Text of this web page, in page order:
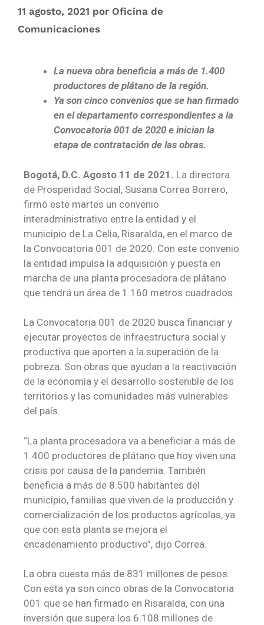
11 agosto, 2021 por Oficina de
Comunicaciones
La nueva obra beneficia a más de 1.400
productores de plátano de la región.
Ya son cinco convenios que se han firmado
en el departamento correspondientes a la
Convocatoria 001 de 2020 e inician la
etapa de contratación de las obras.
Bogotá, D.C. Agosto 11 de 2021. La directora
de Prosperidad Social, Susana Correa Borrero,
firmó este martes un convenio
interadministrativo entre la entidad y el
municipio de La Celia, Risaralda, en el marco de
la Convocatoria 001 de 2020. Con este convenio
la entidad impulsa la adquisición y puesta en
marcha de una planta procesadora de plátano
que tendrá un área de 1.160 metros cuadrados.
La Convocatoria 001 de 2020 busca financiar y
ejecutar proyectos de infraestructura social y
productiva que aporten a la superación de la
pobreza. Son obras que ayudan a la reactivación
de la economía y el desarrollo sostenible de los
territorios y las comunidades más vulnerables
del país.
“La planta procesadora va a beneficiar a más de
1.400 productores de plátano que hoy viven una
crisis por causa de la pandemia. También
beneficia a más de 8.500 habitantes del
municipio, familias que viven de la producción y
comercialización de los productos agrícolas, ya
que con esta planta se mejora el
encadenamiento productivo”, dijo Correa.
La obra cuesta más de 831 millones de pesos.
Con esta ya son cinco obras de la Convocatoria
001 que se han firmado en Risaralda, con una
inversión que supera los 6.108 millones de